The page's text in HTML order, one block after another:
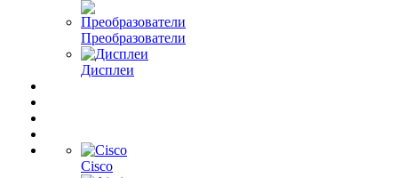
Преобразователи
Дисплеи
Cisco